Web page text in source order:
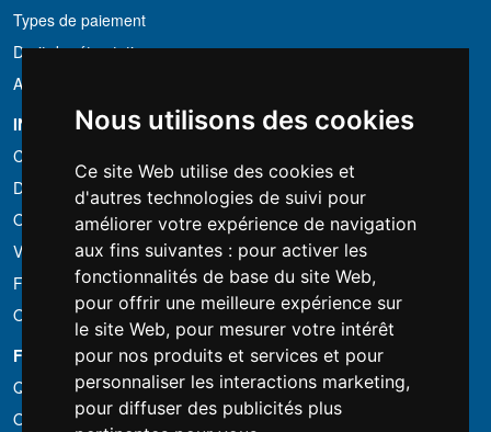
Nous utilisons des cookies
Ce site Web utilise des cookies et
d'autres technologies de suivi pour
améliorer votre expérience de navigation
aux fins suivantes : pour activer les
fonctionnalités de base du site Web,
pour offrir une meilleure expérience sur
le site Web, pour mesurer votre intérêt
pour nos produits et services et pour
personnaliser les interactions marketing,
pour diffuser des publicités plus
Types de paiement
Droit de rétractation
Application de la TVA
INFORMATION
Conditions de location
Devis
Offre groupée
Vous avez trouvé moins cher?
Financement
Occasion
FOTOCOLOMBO.IT
Qui sommes-nous
Où nous trouver